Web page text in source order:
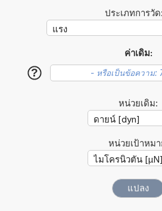
ประเภทการวัด:
ค่าเดิม:
?
หน่วยเดิม:
หน่วยเป้าหม